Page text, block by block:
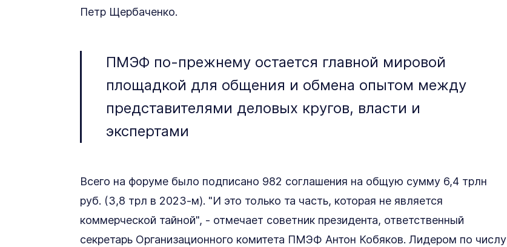
Петр Щербаченко.
ПМЭФ по-прежнему остается главной мировой
площадкой для общения и обмена опытом между
представителями деловых кругов, власти и
экспертами
Всего на форуме было подписано 982 соглашения на общую сумму 6,4 трлн
руб. (3,8 трл в 2023-м). "И это только та часть, которая не является
коммерческой тайной", - отмечает советник президента, ответственный
секретарь Организационного комитета ПМЭФ Антон Кобяков. Лидером по числу